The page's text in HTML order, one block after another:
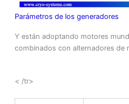
Parámetros de los generadores
Y están adoptando motores
combinados con alternadores de
< /tr>